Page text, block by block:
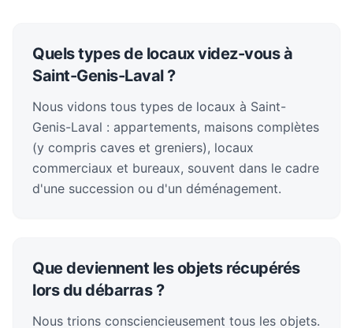
Quels types de locaux videz-vous à
Saint-Genis-Laval ?
Nous vidons tous types de locaux à Saint-
Genis-Laval : appartements, maisons complètes
(y compris caves et greniers), locaux
commerciaux et bureaux, souvent dans le cadre
d'une succession ou d'un déménagement.
Que deviennent les objets récupérés
lors du débarras ?
Nous trions consciencieusement tous les objets.